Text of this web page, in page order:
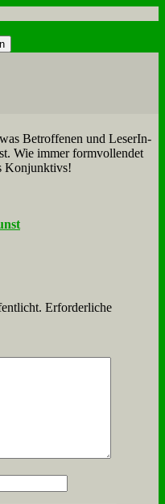
Be­trof­fe­nen und Le­se­rIn­
Wie im­mer form­voll­endet
Kon­junk­tivs!
Erforderliche